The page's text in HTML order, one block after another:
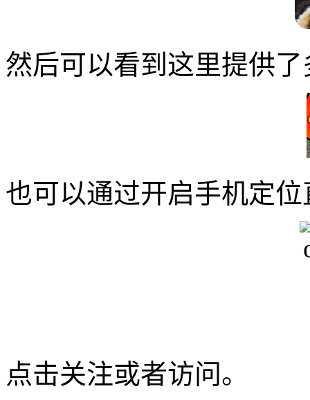
然后可以看到这里提供
也可以通过开启手机定
点击关注或者访问。